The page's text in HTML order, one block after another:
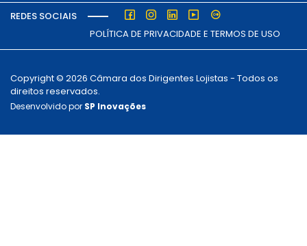
REDES SOCIAIS
POLÍTICA DE PRIVACIDADE E TERMOS DE USO
Copyright © 2026 Câmara dos Dirigentes Lojistas - Todos os
direitos reservados.
Desenvolvido por SP Inovações